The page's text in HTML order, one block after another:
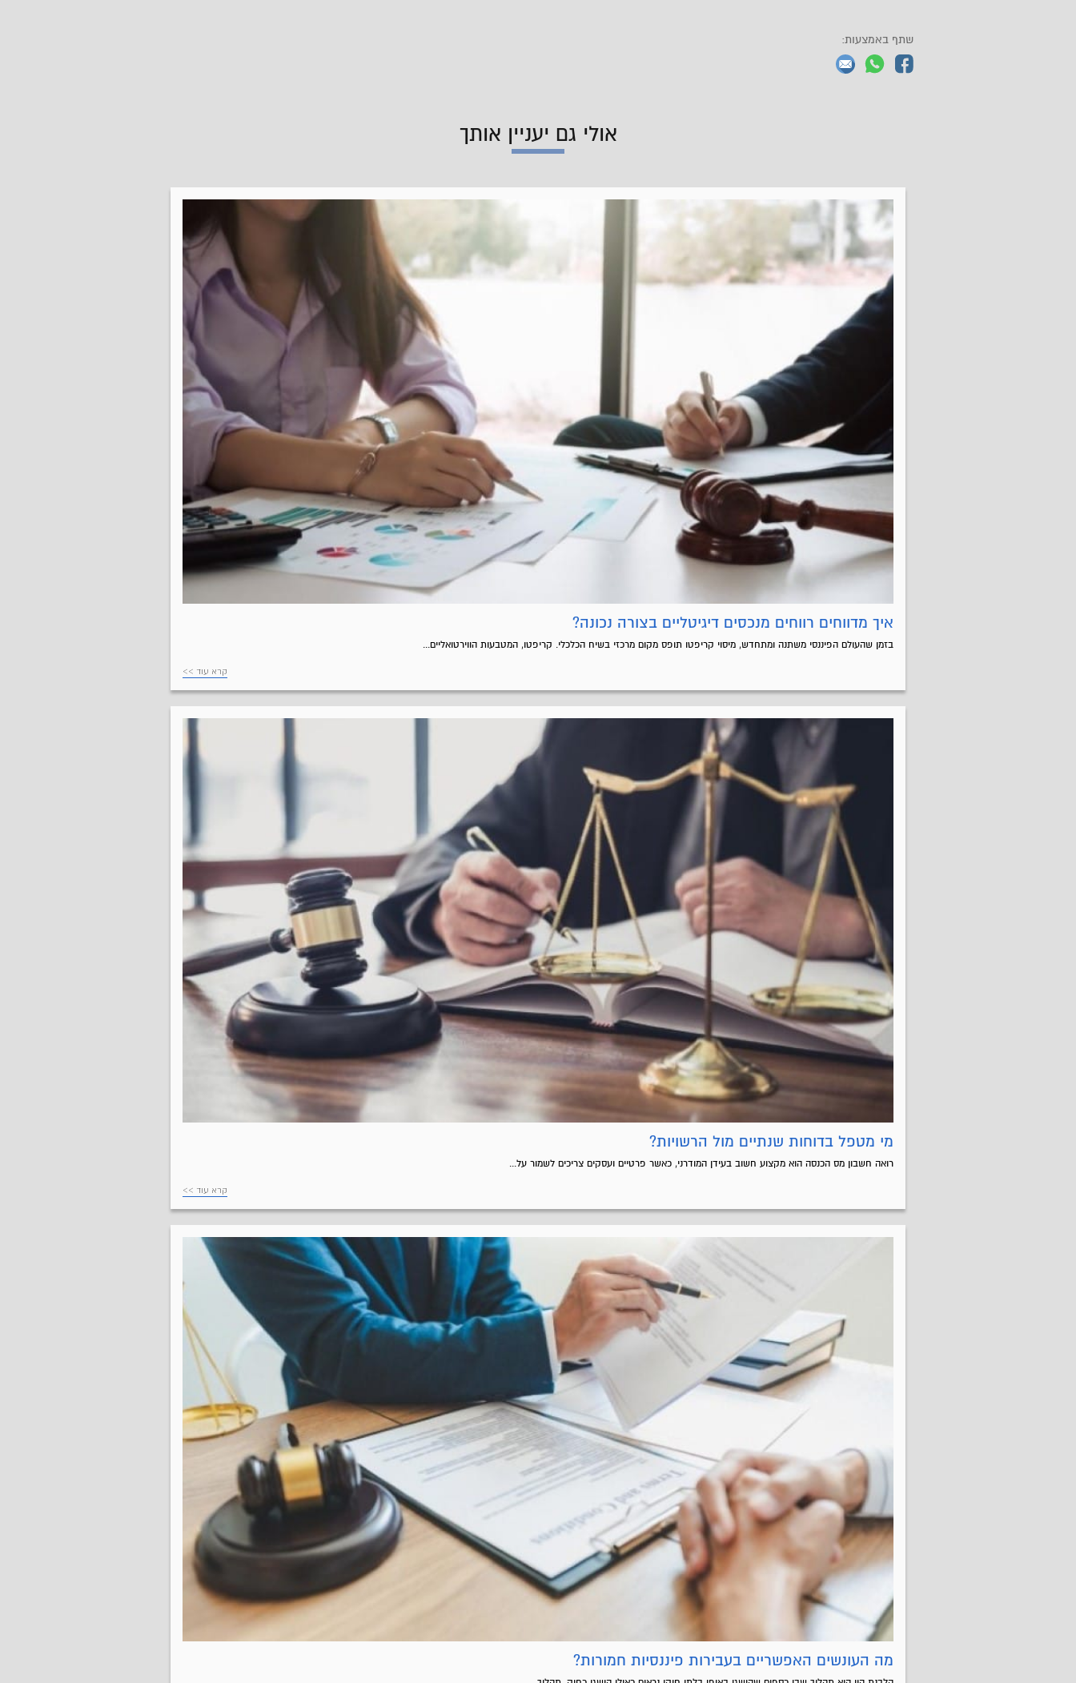
שתף באמצעות:
אולי גם יעניין אותך
איך מדווחים רווחים מנכסים דיגיטליים בצורה נכונה?
בזמן שהעולם הפיננסי משתנה ומתחדש, מיסוי קריפטו תופס מקום מרכזי בשיח הכלכלי. קריפטו, המטבעות הווירטואליים...
קרא עוד >>
מי מטפל בדוחות שנתיים מול הרשויות?
רואה חשבון מס הכנסה הוא מקצוע חשוב בעידן המודרני, כאשר פרטיים ועסקים צריכים לשמור על...
קרא עוד >>
מה העונשים האפשריים בעבירות פיננסיות חמורות?